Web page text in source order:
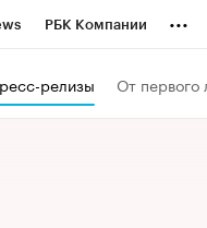
РБК Компании ...
релизы От первого